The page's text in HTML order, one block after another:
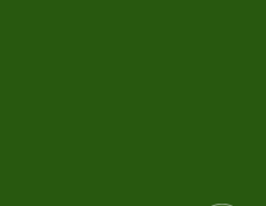
Panunggangan Utara, Kec. Pinang,